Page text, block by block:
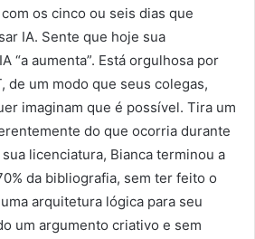
os cinco ou seis dias que
IA. Sente que hoje sua
“a aumenta”. Está orgulhosa por
de um modo que seus colegas,
imaginam que é possível. Tira um
do que ocorria durante
licenciatura, Bianca terminou a
da bibliografia, sem ter feito o
arquitetura lógica para seu
um argumento criativo e sem